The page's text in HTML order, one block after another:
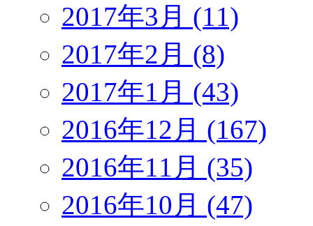
2017年3月 (11)
2017年2月 (8)
2017年1月 (43)
2016年12月 (167)
2016年11月 (35)
2016年10月 (47)